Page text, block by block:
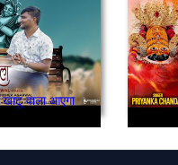
खाटू वाला आएगा